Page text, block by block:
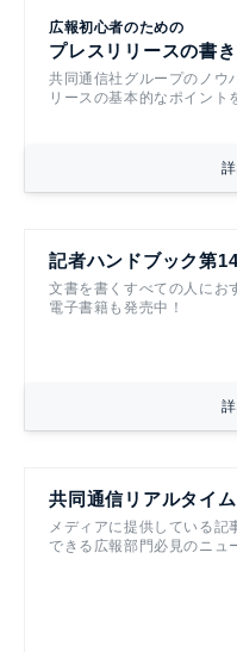
広報初心者のための
プレスリリースの書
共同通信社グループのノウ
リースの基本的なポイント
記者ハンドブック第
文書を書くすべての人にお
電子書籍も発売中！
共同通信リアルタイ
メディアに提供している記
できる広報部門必見のニュ